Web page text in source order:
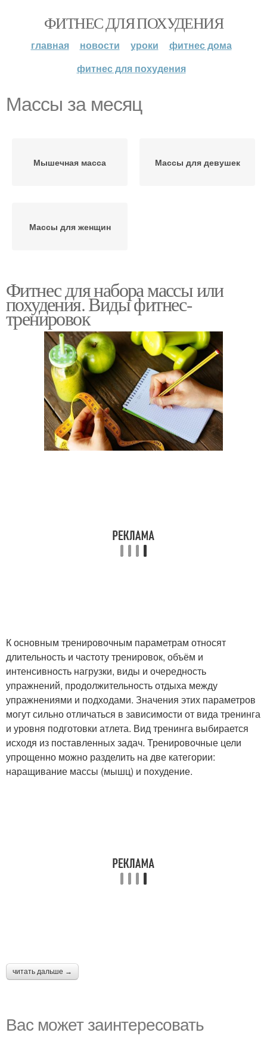
ФИТНЕС ДЛЯ ПОХУДЕНИЯ
главная новости уроки
фитнес дома
фитнес для похудения
Массы за месяц
Мышечная масса Массы для девушек
Массы для женщин
Фитнес для набора массы или
похудения. Виды фитнес-
тренировок
К основным тренировочным параметрам относят
длительность и частоту тренировок, объём и
интенсивность нагрузки, виды и очередность
упражнений, продолжительность отдыха между
упражнениями и подходами. Значения этих параметров
могут сильно отличаться в зависимости от вида тренинга
и уровня подготовки атлета. Вид тренинга выбирается
исходя из поставленных задач. Тренировочные цели
упрощенно можно разделить на две категории:
наращивание массы (мышц) и похудение.
читать дальше →
Вас может заинтересовать